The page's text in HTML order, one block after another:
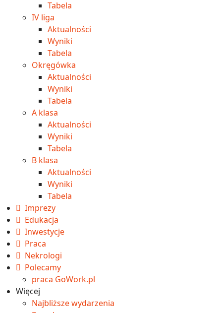
Tabela
IV liga
Aktualności
Wyniki
Tabela
Okręgówka
Aktualności
Wyniki
Tabela
A klasa
Aktualności
Wyniki
Tabela
B klasa
Aktualności
Wyniki
Tabela
Imprezy
Edukacja
Inwestycje
Praca
Nekrologi
Polecamy
praca GoWork.pl
Więcej
Najbliższe wydarzenia